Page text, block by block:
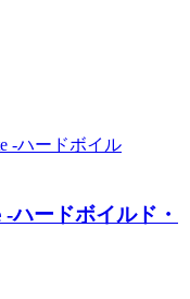
ハードボイルド・